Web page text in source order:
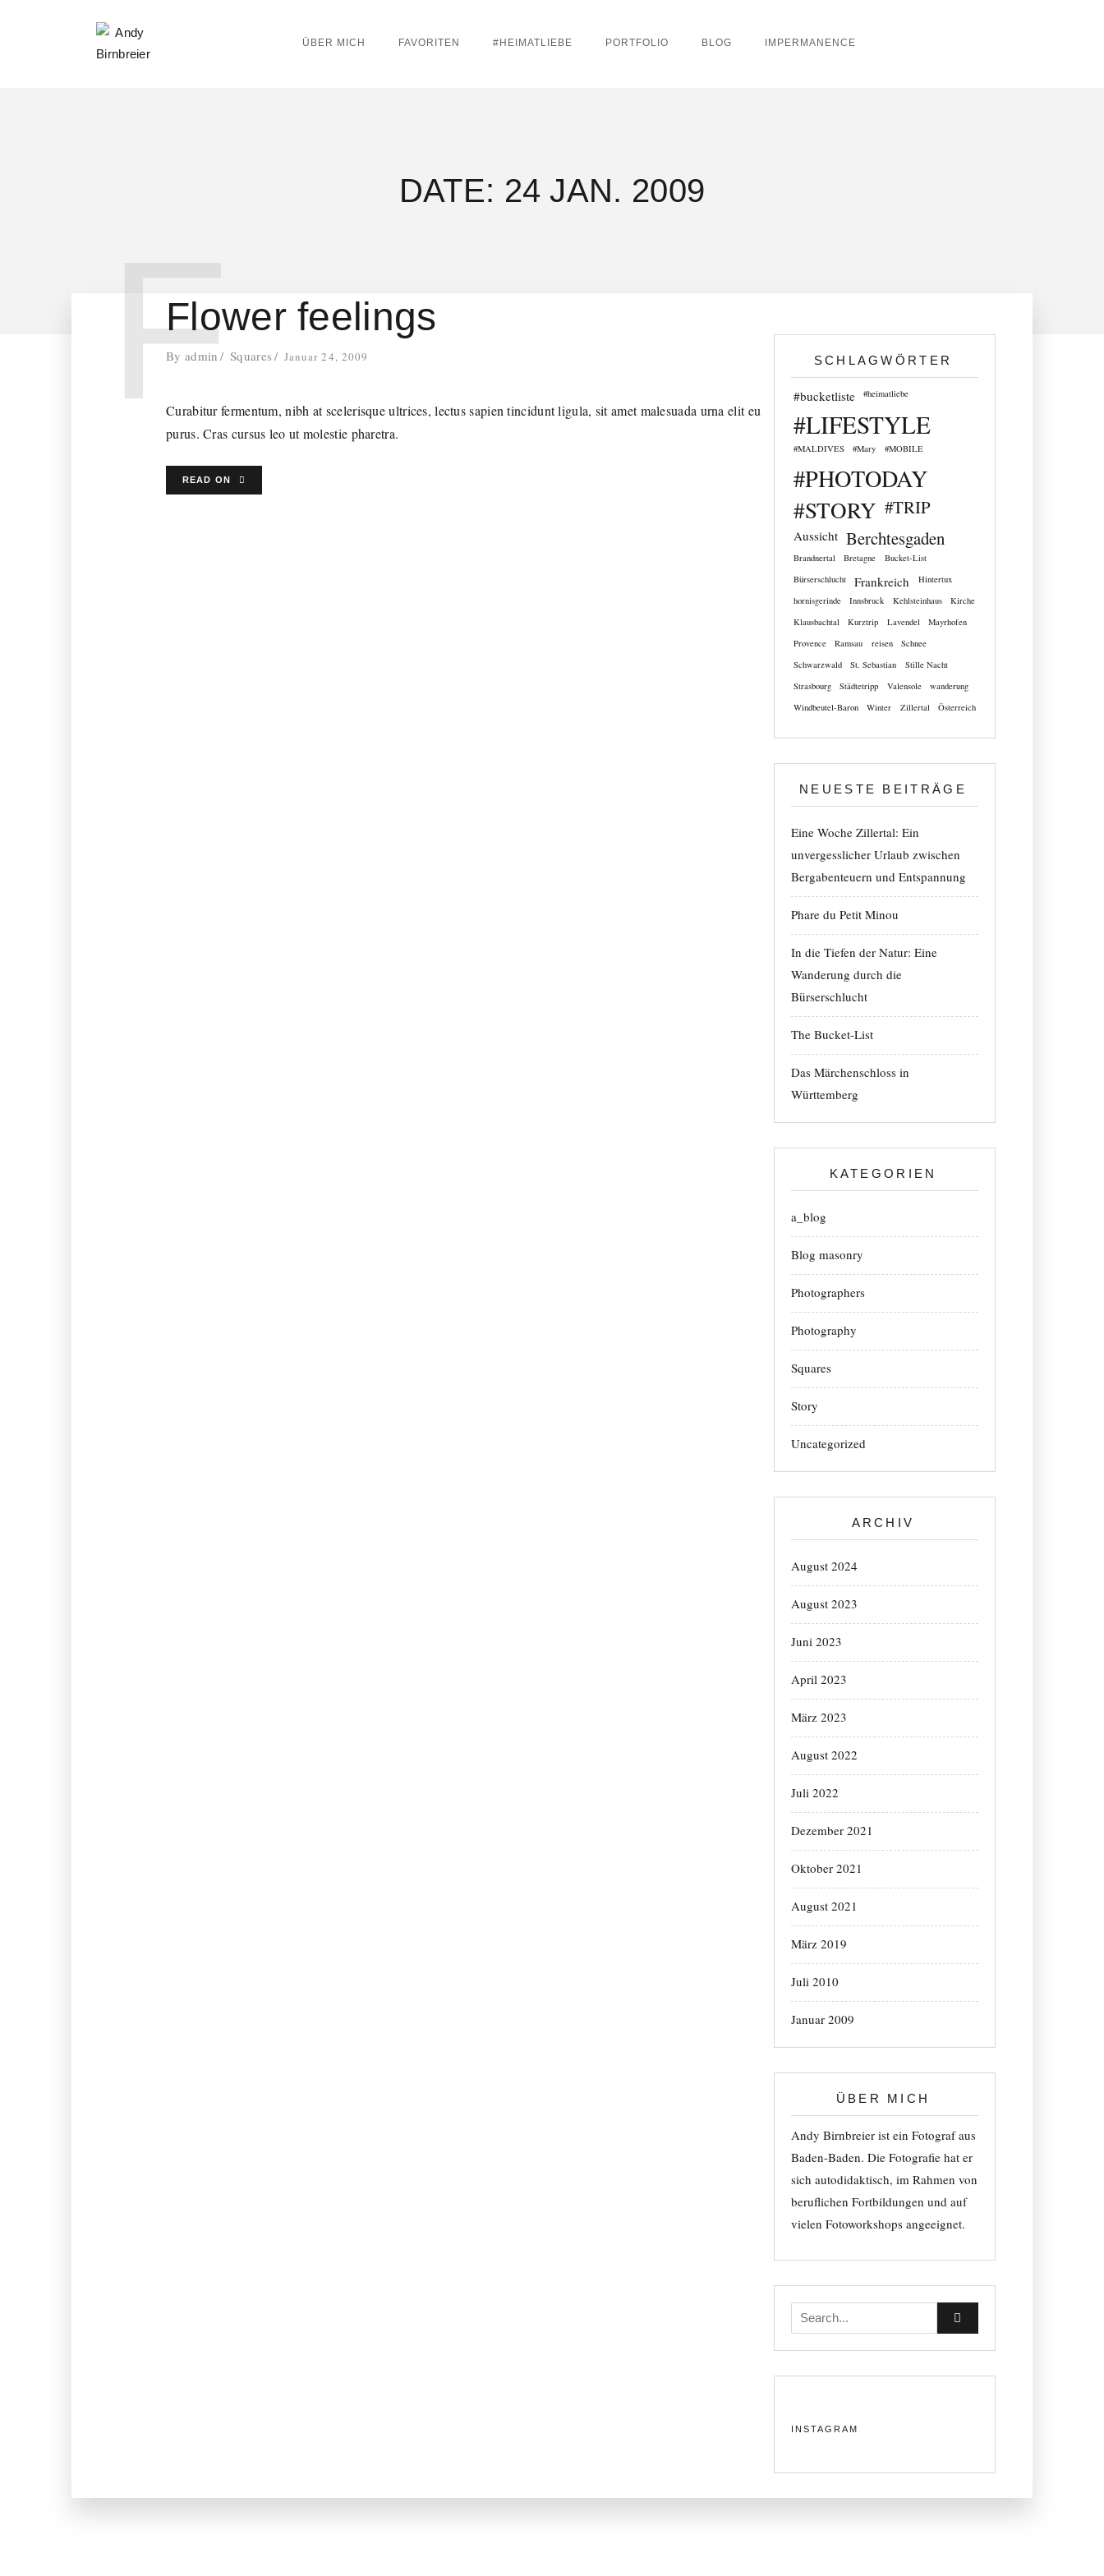
ÜBER MICH FAVORITEN #HEIMATLIEBE PORTFOLIO BLOG IMPERMANENCE
DATE: 24 JAN. 2009
Flower feelings
F
By admin Squares Januar 24, 2009
Curabitur fermentum, nibh at scelerisque ultrices, lectus sapien tincidunt ligula, sit amet malesuada urna elit eu
purus. Cras cursus leo ut molestie pharetra.
READ ON
SCHLAGWÖRTER
#bucketliste #heimatliebe
#LIFESTYLE
#MALDIVES #Mary #MOBILE
#PHOTODAY
#STORY #TRIP
Aussicht Berchtesgaden
Brandnertal Bretagne
Bucket-List
Bürserschlucht
Frankreich
Hintertux
hornisgerinde
Innsbruck Kehlsteinhaus
Kirche
Klausbachtal
Kurztrip Lavendel
Mayrhofen
Provence
Ramsau reisen
Schnee
Schwarzwald
St. Sebastian
Stille Nacht
Strasbourg
Städtetripp Valensole
wanderung
Windbeutel-Baron
Winter Zillertal Österreich
NEUESTE BEITRÄGE
Eine Woche Zillertal: Ein
unvergesslicher Urlaub zwischen
Bergabenteuern und Entspannung
Phare du Petit Minou
In die Tiefen der Natur: Eine
Wanderung durch die
Bürserschlucht
The Bucket-List
Das Märchenschloss in
Württemberg
KATEGORIEN
a_blog
Blog masonry
Photographers
Photography
Squares
Story
Uncategorized
ARCHIV
August 2024
August 2023
Juni 2023
April 2023
März 2023
August 2022
Juli 2022
Dezember 2021
Oktober 2021
August 2021
März 2019
Juli 2010
Januar 2009
ÜBER MICH
Andy Birnbreier ist ein Fotograf aus
Baden-Baden. Die Fotografie hat er
sich autodidaktisch, im Rahmen von
beruflichen Fortbildungen und auf
vielen Fotoworkshops angeeignet.
INSTAGRAM